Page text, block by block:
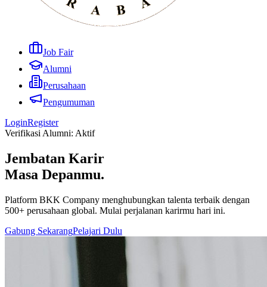
Job Fair
Alumni
Perusahaan
Pengumuman
LoginRegister
Verifikasi Alumni: Aktif
Jembatan Karir
Masa Depanmu.
Platform BKK Company menghubungkan talenta terbaik dengan
500+ perusahaan global. Mulai perjalanan karirmu hari ini.
Gabung SekarangPelajari Dulu